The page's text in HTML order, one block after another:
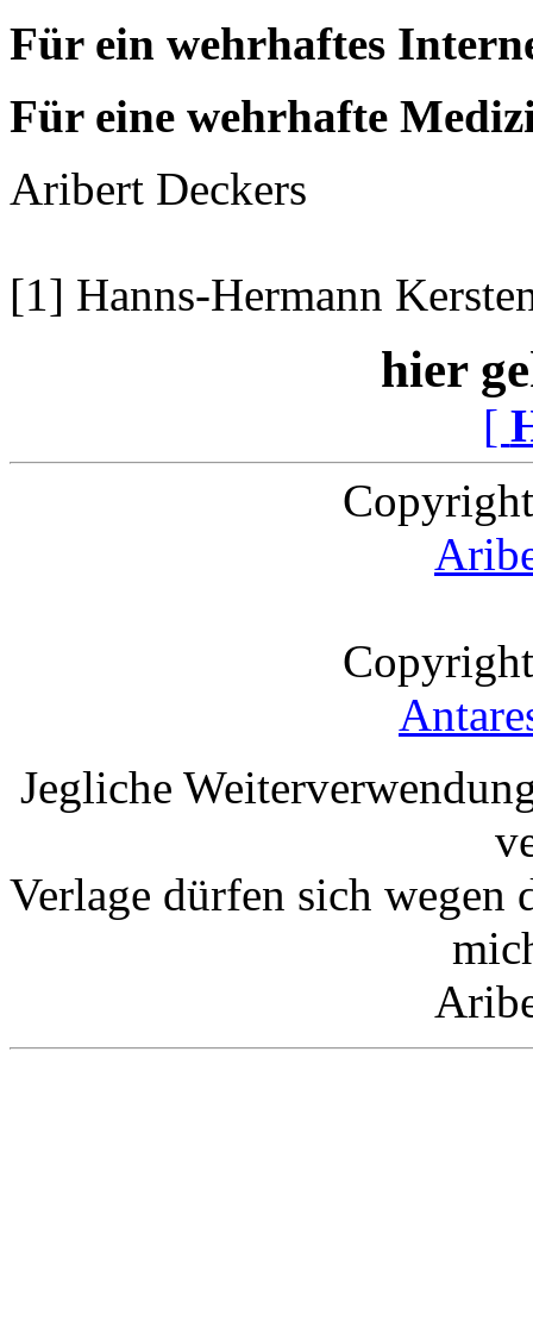
Für ein wehrhaftes
Für eine wehrhafte
Aribert Deckers
[1] Hanns-Hermann
hier
[
Jegliche
Verlage dürfen sich wegen